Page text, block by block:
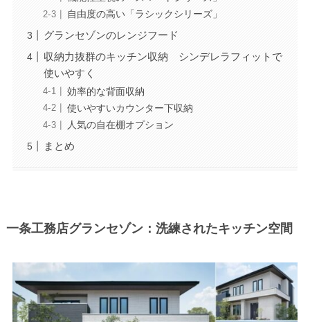
自由度の高い「ラシックシリーズ」
グランセゾンのレンジフード
収納力抜群のキッチン収納 シンデレラフィットで
使いやすく
効率的な背面収納
使いやすいカウンター下収納
人気の自在棚オプション
まとめ
一条工務店グランセゾン：洗練されたキッチン空間